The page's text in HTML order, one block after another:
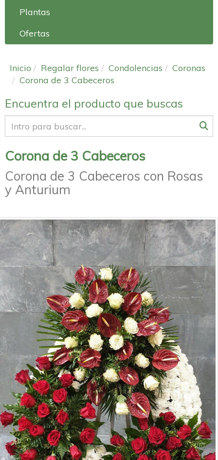
Plantas
Ofertas
Inicio Regalar flores Condolencias
Coronas
Corona de 3 Cabeceros
Encuentra el producto que buscas
Corona de 3 Cabeceros
Corona de 3 Cabeceros con Rosas
y Anturium